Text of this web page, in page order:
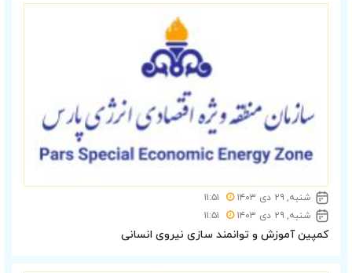
شنبه, ۲۹ دی ۱۴۰۳
۱۱:۵۱
شنبه, ۲۹ دی ۱۴۰۳
۱۱:۵۱
کمپین آموزش و توانمند سازی نیروی انسانی